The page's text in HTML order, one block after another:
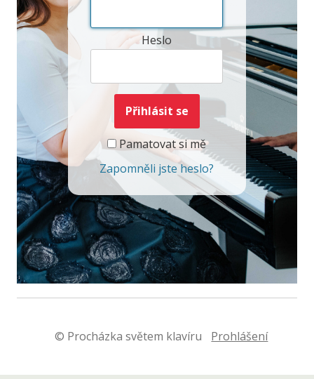
Heslo
Pamatovat si mě
Zapomněli jste heslo?
© Procházka světem klavíru Prohlášení